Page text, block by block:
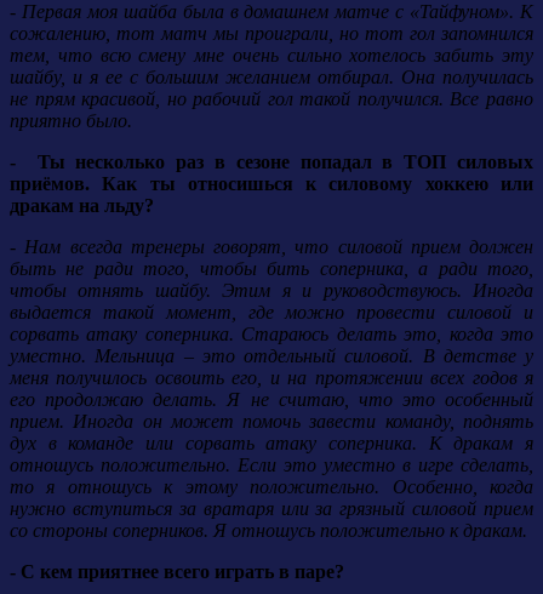
- Первая моя шайба была в домашнем матче с «Тайфуном». К
сожалению, тот матч мы проиграли, но тот гол запомнился
тем, что всю смену мне очень сильно хотелось забить эту
шайбу, и я ее с большим желанием отбирал. Она получилась
не прям красивой, но рабочий гол такой получился. Все равно
приятно было.
- Ты несколько раз в сезоне попадал в ТОП силовых
приёмов. Как ты относишься к силовому хоккею или
дракам на льду?
- Нам всегда тренеры говорят, что силовой прием должен
быть не ради того, чтобы бить соперника, а ради того,
чтобы отнять шайбу. Этим я и руководствуюсь. Иногда
выдается такой момент, где можно провести силовой и
сорвать атаку соперника. Стараюсь делать это, когда это
уместно. Мельница – это отдельный силовой. В детстве у
меня получилось освоить его, и на протяжении всех годов я
его продолжаю делать. Я не считаю, что это особенный
прием. Иногда он может помочь завести команду, поднять
дух в команде или сорвать атаку соперника. К дракам я
отношусь положительно. Если это уместно в игре сделать,
то я отношусь к этому положительно. Особенно, когда
нужно вступиться за вратаря или за грязный силовой прием
со стороны соперников. Я отношусь положительно к дракам.
- С кем приятнее всего играть в паре?